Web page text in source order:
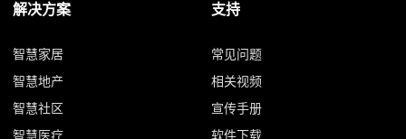
解决方案
智慧家居
智慧地产
智慧社区
智慧医疗
支持
常见问题
相关视频
宣传手册
软件下载